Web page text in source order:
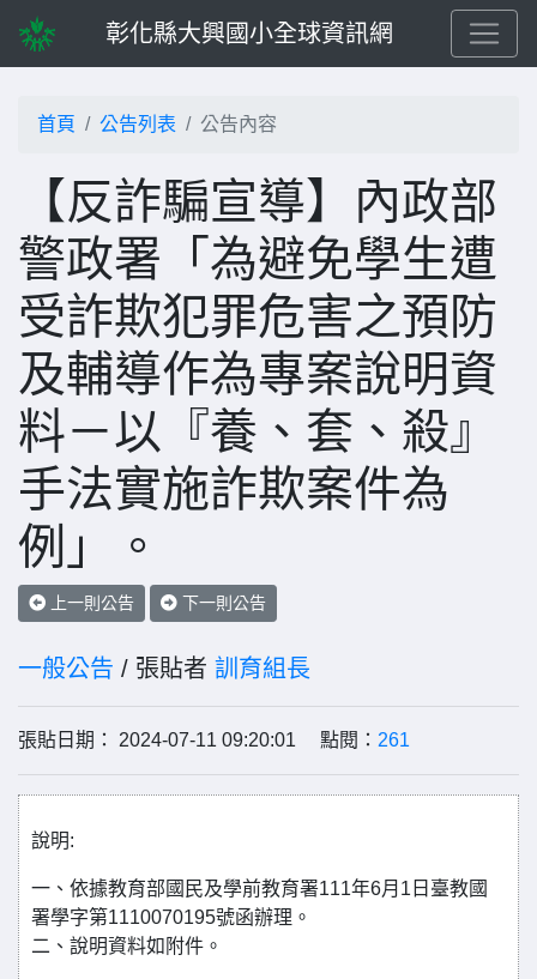
彰化縣大興國小全球資訊網
首頁 公告列表 公告內容
【反詐騙宣導】內政部
警政署「為避免學生遭
受詐欺犯罪危害之預防
及輔導作為專案說明資
料－以『養、套、殺』
手法實施詐欺案件為
例」。
上一則公告 下一則公告
一般公告 / 張貼者 訓育組長
張貼日期： 2024-07-11 09:20:01 點閱： 261
說明:
一、依據教育部國民及學前教育署111年6月1日臺教國
署學字第1110070195號函辦理。
二、說明資料如附件。